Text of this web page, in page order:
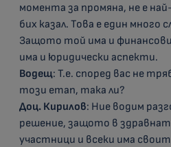
момента за промяна, не е
бих казал. Това е един много
Защото той има и
има и юридически аспекти.
Водещ: Т.е. според вас не
този етап, така ли?
Доц. Кирилов: Ние водим
решение, защото в
участници и всеки има